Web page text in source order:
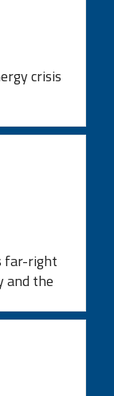
crisis
far-right
and the